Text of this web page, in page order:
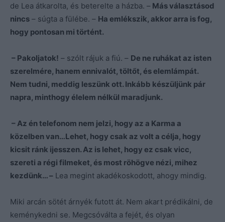
de Lea átkarolta, és beterelte a házba. – Más választásod
nincs – súgta a fülébe. – Ha emlékszik, akkor arra is fog,
hogy pontosan mi történt.
– Pakoljatok! – szólt rájuk a fiú. – De ne ruhákat az isten
szerelmére, hanem ennivalót, töltőt, és elemlámpát.
Nem tudni, meddig leszünk ott. Inkább készüljünk pár
napra, minthogy élelem nélkül maradjunk.
– Az én telefonom nem jelzi, hogy az a Karma a
közelben van…Lehet, hogy csak az volt a célja, hogy
kicsit ránk ijesszen. Az is lehet, hogy ez csak vicc,
szereti a régi filmeket, és most röhögve nézi, mihez
kezdünk… – Lea megint akadékoskodott, ahogy mindig.
Miki arcán sötét árnyék futott át. Nem akart prédikálni, de
keménykedni se. Megcsóválta a fejét, és olyan